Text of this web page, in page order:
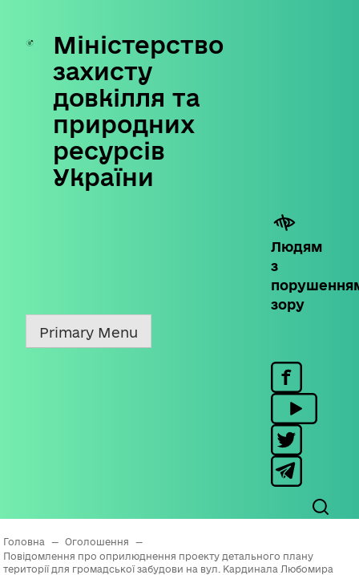
Skip
content
Міністерство
захисту
довкілля та
природних
ресурсів
України
Людям
з
зору
Primary Menu
Головна — Оголошення
—
Повідомлення про оприлюднення проекту детального плану
території для громадської забудови на вул. Кардинала Любомира